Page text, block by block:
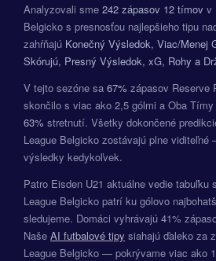
Analyzovali sme 242 zápasov 12 tímov v
Belgicko s presnosťou najlepšieho tipu
zahŕňajú Konečný Výsledok, Viac/Menej
Skórujú, Presný Výsledok, xG, Rohy a
V tejto sezóne sa 67% zápasov Reserve
skončilo s viac ako 2,5 gólmi a Oba
63% stretnutí. Všetky dokončené
League Belgicko zostávajú plne
výsledky kedykoľvek.
Patro Eisden U21 aktuálne vedie tabuľku
League Belgicko patrí ku gólovo
sledujeme. Domáci vyhrávajú 41%
Naše AI futbalové tipy siahajú ďaleko za
League Belgicko — pokrývame viac ako